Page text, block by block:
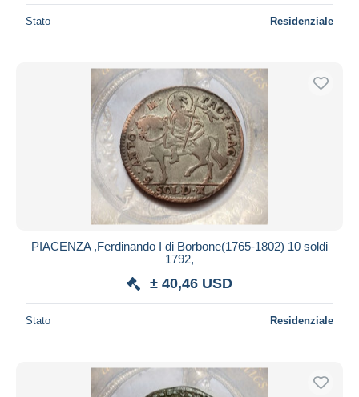
Stato Residenziale
PIACENZA ,Ferdinando I di Borbone(1765-1802) 10 soldi
1792,
± 40,46 USD
Stato Residenziale